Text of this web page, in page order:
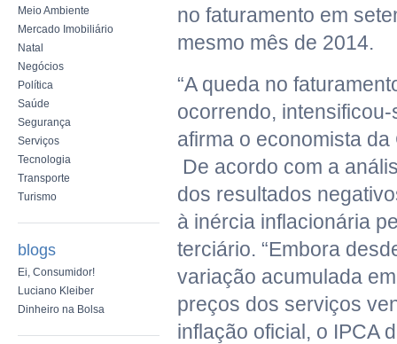
Meio Ambiente
Mercado Imobiliário
Natal
Negócios
Política
Saúde
Segurança
Serviços
Tecnologia
Transporte
Turismo
blogs
Ei, Consumidor!
Luciano Kleiber
Dinheiro na Bolsa
no faturamento em
mesmo mês de 2014.
“A queda no
ocorrendo, intensificou-
afirma o economista
De acordo com a
dos resultados
à inércia inflacionária
terciário. “Embora
variação acumulada
preços dos serviços
inflação oficial, o IPCA